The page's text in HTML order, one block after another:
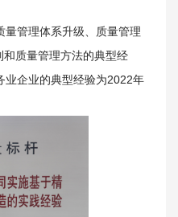
管理体系升级、质量管理
质量管理方法的典型经
业企业的典型经验为2022年